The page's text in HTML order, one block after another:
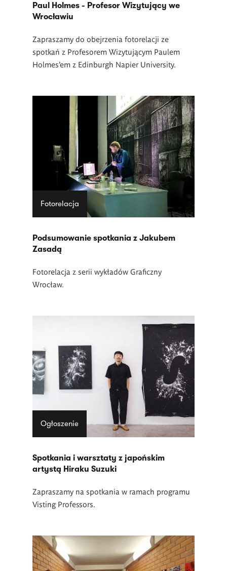
Paul Holmes - Profesor Wizytujący we
Wrocławiu
Zapraszamy do obejrzenia fotorelacji ze
spotkań z Profesorem Wizytującym Paulem
Holmes'em z Edinburgh Napier University.
Fotorelacja
Podsumowanie spotkania z Jakubem
Zasadą
Fotorelacja z serii wykładów Graficzny
Wrocław.
Ogłoszenie
Spotkania i warsztaty z japońskim
artystą Hiraku Suzuki
Zapraszamy na spotkania w ramach programu
Visting Professors.